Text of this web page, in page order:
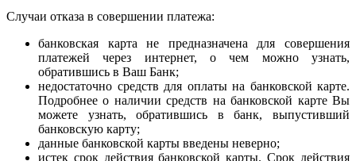
Случаи отказа в совершении платежа:
банковская карта не предназначена для совершения
платежей через интернет, о чем можно узнать,
обратившись в Ваш Банк;
недостаточно средств для оплаты на банковской карте.
Подробнее о наличии средств на банковской карте Вы
можете узнать, обратившись в банк, выпустивший
банковскую карту;
данные банковской карты введены неверно;
истек срок действия банковской карты. Срок действия